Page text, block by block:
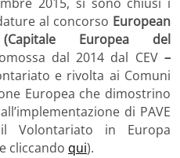
al concorso European
Europea del
dal 2014 dal CEV–
e rivolta ai Comuni
Europea che dimostrino
di PAVE
Volontariato in Europa
cliccando qui).